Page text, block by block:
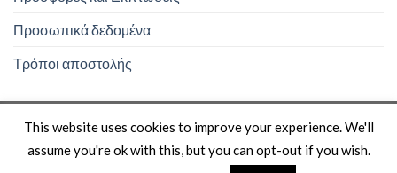
Προσωπικά δεδομένα
Τρόποι αποστολής
Designed and Hosted by Gen-Sys
This website uses cookies to improve your experience. We'll
assume you're ok with this, but you can opt-out if you wish.